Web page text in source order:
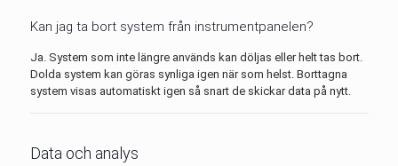
Kan jag ta bort system från instrumentpanelen?
Ja. System som inte längre används kan döljas eller helt tas bort.
Dolda system kan göras synliga igen när som helst. Borttagna
system visas automatiskt igen så snart de skickar data på nytt.
Data och analys